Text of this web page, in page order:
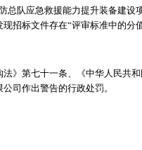
总队应急救援能力提升装备建设
招标文件存在“评审标准中的分
》第七十一条、《中华人民共
司作出警告的行政处罚。